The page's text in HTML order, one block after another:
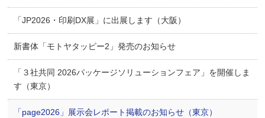
「JP2026・印刷DX展」に出展します（大阪）
新書体「モトヤタッピー2」発売のお知らせ
「３社共同 2026パッケージソリューションフェア」を開催しま
す（東京）
「page2026」展示会レポート掲載のお知らせ（東京）